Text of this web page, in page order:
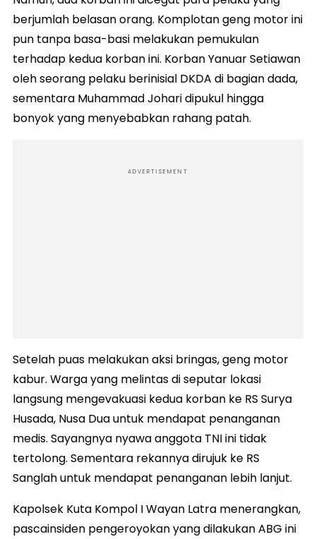
berjumlah belasan orang. Komplotan geng motor ini
pun tanpa basa-basi melakukan pemukulan
terhadap kedua korban ini. Korban Yanuar Setiawan
oleh seorang pelaku berinisial DKDA di bagian dada,
sementara Muhammad Johari dipukul hingga
bonyok yang menyebabkan rahang patah.
ADVERTISEMENT
Setelah puas melakukan aksi bringas, geng motor
kabur. Warga yang melintas di seputar lokasi
langsung mengevakuasi kedua korban ke RS Surya
Husada, Nusa Dua untuk mendapat penanganan
medis. Sayangnya nyawa anggota TNI ini tidak
tertolong. Sementara rekannya dirujuk ke RS
Sanglah untuk mendapat penanganan lebih lanjut.
Kapolsek Kuta Kompol I Wayan Latra menerangkan,
pascainsiden pengeroyokan yang dilakukan ABG ini